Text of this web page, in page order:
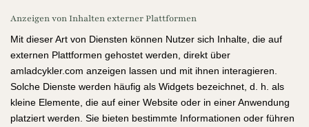
Anzeigen von Inhalten externer Plattformen
Mit dieser Art von Diensten können Nutzer sich Inhalte, die auf
externen Plattformen gehostet werden, direkt über
amladcykler.com anzeigen lassen und mit ihnen interagieren.
Solche Dienste werden häufig als Widgets bezeichnet, d. h. als
kleine Elemente, die auf einer Website oder in einer Anwendung
platziert werden. Sie bieten bestimmte Informationen oder führen